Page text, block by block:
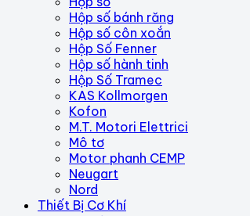
Hộp số bánh răng
Hộp số côn xoắn
Hộp Số Fenner
Hộp số hành tinh
Hộp Số Tramec
KAS Kollmorgen
Kofon
M.T. Motori Elettrici
Mô tơ
Motor phanh CEMP
Neugart
Nord
Thiết Bị Cơ Khí